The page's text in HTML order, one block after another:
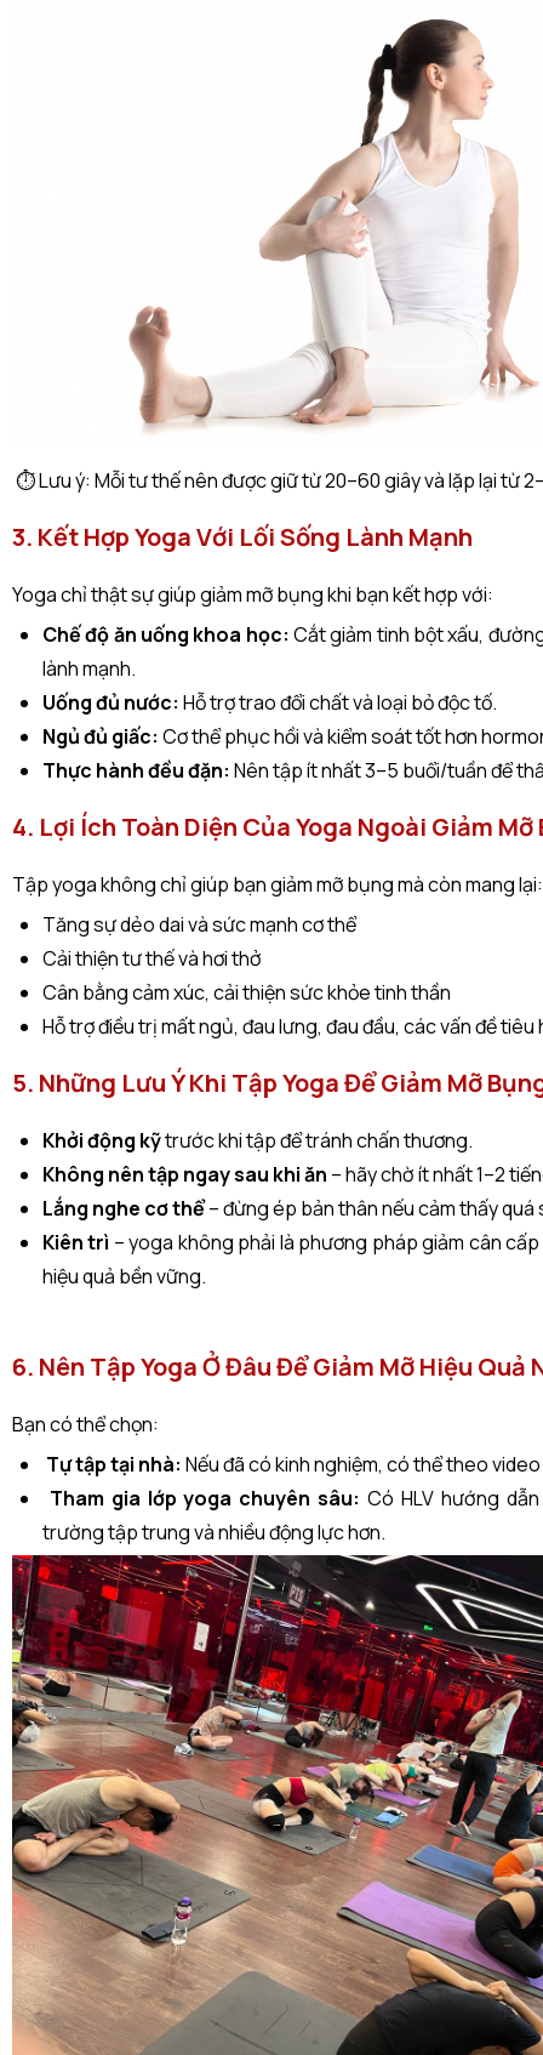
⏱️ Lưu ý: Mỗi tư thế nên được giữ từ 20–60 giây và lặp lại từ
3. Kết Hợp Yoga Với Lối Sống Lành Mạnh
Yoga chỉ thật sự giúp giảm mỡ bụng khi bạn kết hợp với:
Chế độ ăn uống khoa học: Cắt giảm tinh bột xấu,
lành mạnh.
Uống đủ nước: Hỗ trợ trao đổi chất và loại bỏ độc tố.
Ngủ đủ giấc: Cơ thể phục hồi và kiểm soát tốt hơn
Thực hành đều đặn: Nên tập ít nhất 3–5 buổi/tuần để
4. Lợi Ích Toàn Diện Của Yoga Ngoài Giảm Mỡ
Tập yoga không chỉ giúp bạn giảm mỡ bụng mà còn mang lại:
Tăng sự dẻo dai và sức mạnh cơ thể
Cải thiện tư thế và hơi thở
Cân bằng cảm xúc, cải thiện sức khỏe tinh thần
Hỗ trợ điều trị mất ngủ, đau lưng, đau đầu, các vấn đề tiêu
5. Những Lưu Ý Khi Tập Yoga Để Giảm Mỡ
Khởi động kỹtrước khi tập để tránh chấn thương.
Không nên tập ngay sau khi ăn – hãy chờ ít nhất 1–2
Lắng nghe cơ thể– đừng ép bản thân nếu cảm thấy quá
Kiên trì – yoga không phải là phương pháp giảm cân
hiệu quả bền vững.
6. Nên Tập Yoga Ở Đâu Để Giảm Mỡ Hiệu Quả
Bạn có thể chọn:
Tự tập tại nhà: Nếu đã có kinh nghiệm, có thể theo
Tham gia lớp yoga chuyên sâu: Có HLV hướng
trường tập trung và nhiều động lực hơn.